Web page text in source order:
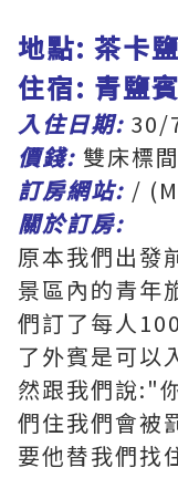
地點: 茶卡
住宿: 青鹽
入住日期: 30/
價錢: 雙床標
訂房網站: /
關於訂房:
原本我們出發
景區內的青年
們訂了每人
了外賓是可以
然跟我們說:"
們住我們會被
要他替我們找